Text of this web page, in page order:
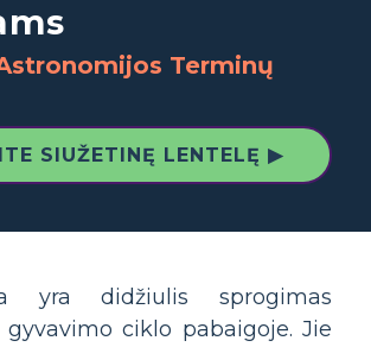
Terminų
SIUŽETINĘ LENTELĘ ▶
yra didžiulis sprogimas
gyvavimo ciklo pabaigoje. Jie